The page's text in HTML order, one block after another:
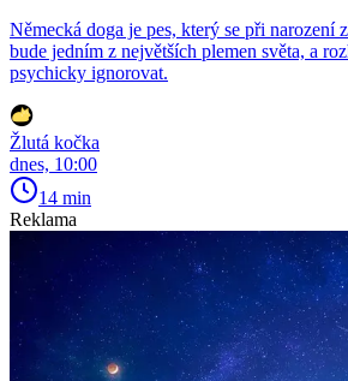
Německá doga je pes, který se při narození
bude jedním z největších plemen světa, a
psychicky ignorovat.
Žlutá kočka
dnes, 10:00
14 min
Reklama